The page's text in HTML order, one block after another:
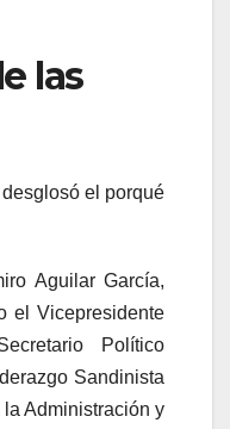
las
el porqué
Aguilar García,
el Vicepresidente
Político
Sandinista
Administración y